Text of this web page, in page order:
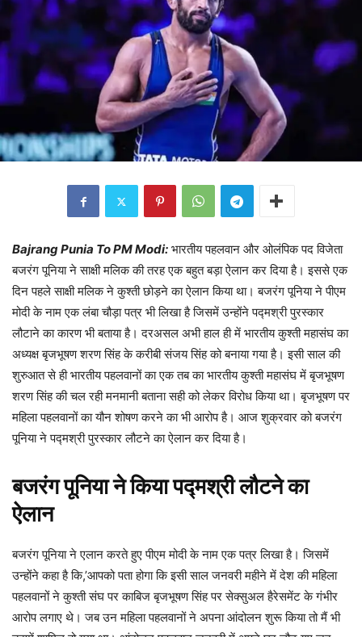
Bajrang Punia To PM Modi: भारतीय पहलवान और ओलंपिक पद विजेता
बजरंग पूनिया ने साक्षी मलिक की तरह एक बहुत बड़ा ऐलान कर दिया है। इससे एक
दिन पहले साक्षी मलिक ने कुश्ती छोड़ने का ऐलान किया था। बजरंग पूनिया ने पीएम
मोदी के नाम एक लंबा चौड़ा पत्र भी लिखा है जिसमें उन्होंने पद्मश्री पुरस्कार
लौटाने का कारण भी बताया है। दरअसल अभी हाल ही में भारतीय कुश्ती महासंघ का
अध्यक्ष बृजभूषण शरण सिंह के करीबी संजय सिंह को बनाया गया है। इसी साल की
शुरुआत से ही भारतीय पहलवानों का एक तब का भारतीय कुश्ती महासंघ में बृजभूषण
शरण सिंह की चल रही मनमानी बताना सही को लेकर विरोध किया था। बृजभूषण पर
महिला पहलवानों का यौन शोषण करने का भी आरोप है। आज शुक्रवार को बजरंग
पूनिया ने पद्मश्री पुरस्कार लौटने का ऐलान कर दिया है।
बजरंग पूनिया ने किया पद्मश्री लौटने का
ऐलान
बजरंग पूनिया ने एलान करते हुए पीएम मोदी के नाम एक पत्र लिखा है। जिसमें
उन्होंने कहा है कि,’आपको पता होगा कि इसी साल जनवरी महीने में देश की महिला
पहलवानों ने कुश्ती संघ पर काबिज बृजभूषण सिंह पर सेक्सुअल हैरेसमेंट के गंभीर
आरोप लगाए थे। जब उन महिला पहलवानों ने अपना आंदोलन शुरू किया तो मैं भी